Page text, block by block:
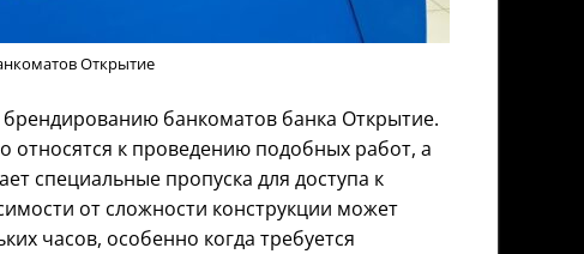
Открытие
банкоматов банка Открытие.
к проведению подобных работ, а
специальные пропуска для доступа к
от сложности конструкции может
часов, особенно когда требуется